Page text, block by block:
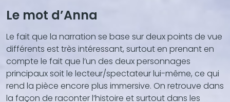
Le mot d’Anna
Le fait que la narration se base sur deux points de vue
différents est très intéressant, surtout en prenant en
compte le fait que l’un des deux personnages
principaux soit le lecteur/spectateur lui-même, ce qui
rend la pièce encore plus immersive. On retrouve dans
la façon de raconter l’histoire et surtout dans les